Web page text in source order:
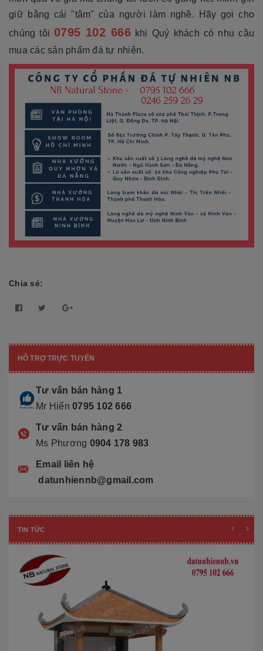
giữ bằng cái "tâm" của người làm nghề. Hãy gọi cho
chúng tôi 0795 102 666khi Quý khách có nhu cầu
mua các sản phẩm đá tự nhiên.
Chia sẻ:
HỖ TRỢ TRỰC TUYẾN
Tư vấn bán hàng 1
Mr Hiển 0795 102 666
Tư vấn bán hàng 2
Ms Phương 0904 178 983
Email liên hệ
datunhiennb@gmail.com
TIN TỨC